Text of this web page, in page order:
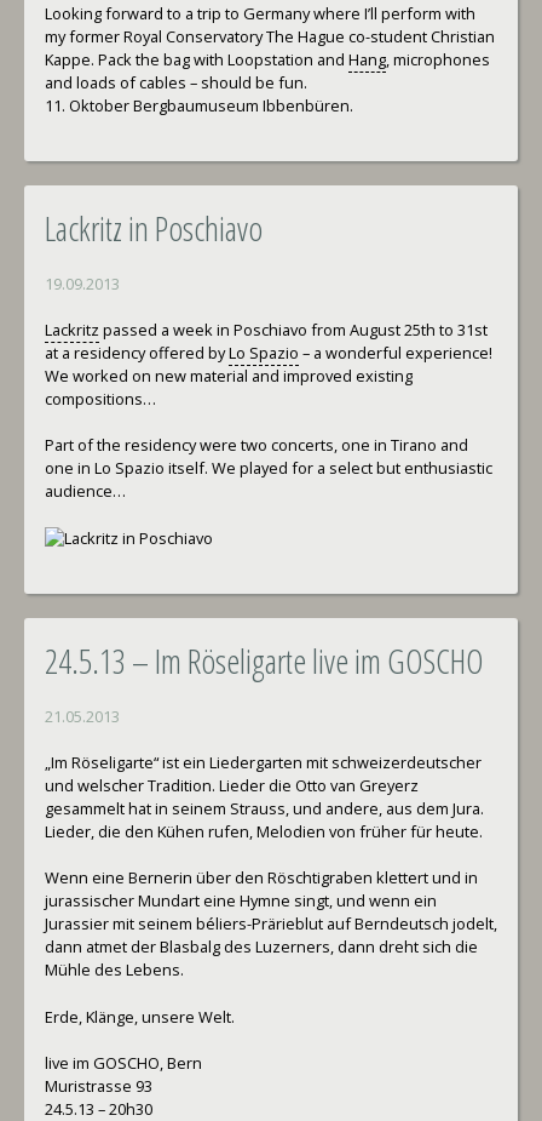
Looking forward to a trip to Germany where I’ll perform with
my former Royal Conservatory The Hague co-student Christian
Kappe. Pack the bag with Loopstation and Hang, microphones
and loads of cables – should be fun.
11. Oktober Bergbaumuseum Ibbenbüren.
Lackritz in Poschiavo
19.09.2013
Lackritz passed a week in Poschiavo from August 25th to 31st
at a residency offered byLo Spazio – a wonderful experience!
We worked on new material and improved existing
compositions…
Part of the residency were two concerts, one in Tirano and
one in Lo Spazio itself. We played for a select but enthusiastic
audience…
24.5.13 – Im Röseligarte live im GOSCHO
21.05.2013
„Im Röseligarte“ ist ein Liedergarten mit schweizerdeutscher
und welscher Tradition. Lieder die Otto van Greyerz
gesammelt hat in seinem Strauss, und andere, aus dem Jura.
Lieder, die den Kühen rufen, Melodien von früher für heute.
Wenn eine Bernerin über den Röschtigraben klettert und in
jurassischer Mundart eine Hymne singt, und wenn ein
Jurassier mit seinem béliers-Prärieblut auf Berndeutsch jodelt,
dann atmet der Blasbalg des Luzerners, dann dreht sich die
Mühle des Lebens.
Erde, Klänge, unsere Welt.
live im GOSCHO, Bern
Muristrasse 93
24.5.13 – 20h30